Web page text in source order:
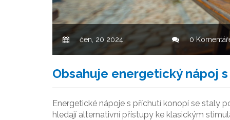
čen, 20 2024 0
Obsahuje energetický nápoj
Energetické nápoje s příchutí konopí se staly
hledají alternativní přístupy ke klasickým